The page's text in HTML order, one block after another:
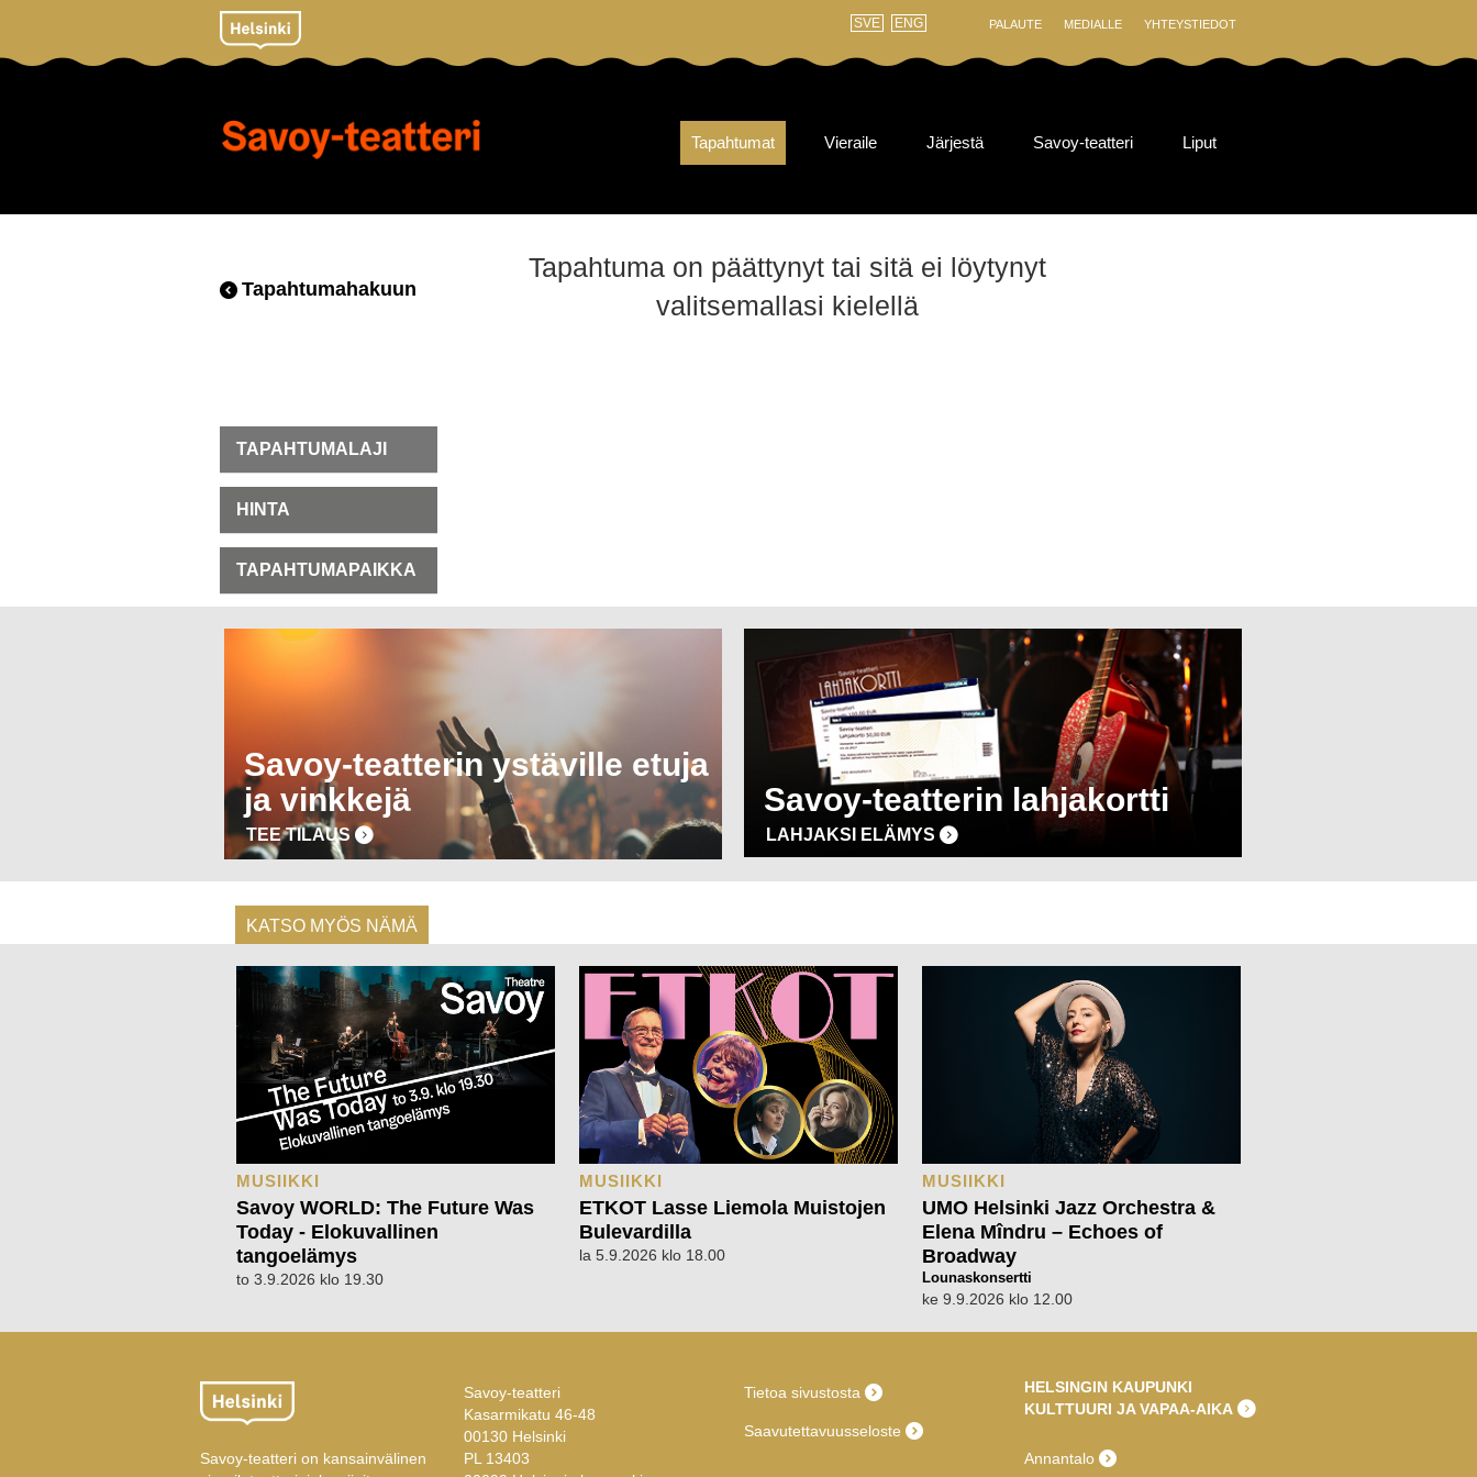
YHTEYSTIEDOT
MEDIALLE
PALAUTE
SVE ENG
Tapahtumat Vieraile Järjestä Savoy-teatteri Liput
Tapahtumahakuun
TAPAHTUMALAJI
HINTA
TAPAHTUMAPAIKKA
Tapahtuma on päättynyt tai sitä ei löytynyt
valitsemallasi kielellä
Savoy-teatterin ystäville etuja
ja vinkkejä
TEE TILAUS
Savoy-teatterin lahjakortti
LAHJAKSI ELÄMYS
KATSO MYÖS NÄMÄ
MUSIIKKI
Savoy WORLD: The Future Was
Today - Elokuvallinen
tangoelämys
to 3.9.2026 klo 19.30
MUSIIKKI
ETKOT Lasse Liemola Muistojen
Bulevardilla
la 5.9.2026 klo 18.00
MUSIIKKI
UMO Helsinki Jazz Orchestra &
Elena Mîndru – Echoes of
Broadway
Lounaskonsertti
ke 9.9.2026 klo 12.00
Savoy-teatteri on kansainvälinen
Savoy-teatteri
Kasarmikatu 46-48
00130 Helsinki
PL 13403
Tietoa sivustosta
Saavutettavuusseloste
HELSINGIN KAUPUNKI
KULTTUURI JA VAPAA-AIKA
Annantalo